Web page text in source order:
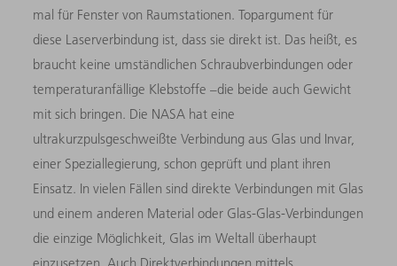
mal für Fenster von Raumstationen. Topargument für
diese Laserverbindung ist, dass sie direkt ist. Das heißt, es
braucht keine umständlichen Schraubverbindungen oder
temperaturanfällige Klebstoffe –die beide auch Gewicht
mit sich bringen. Die NASA hat eine
ultrakurzpulsgeschweißte Verbindung aus Glas und Invar,
einer Speziallegierung, schon geprüft und plant ihren
Einsatz. In vielen Fällen sind direkte Verbindungen mit Glas
und einem anderen Material oder Glas-Glas-Verbindungen
die einzige Möglichkeit, Glas im Weltall überhaupt